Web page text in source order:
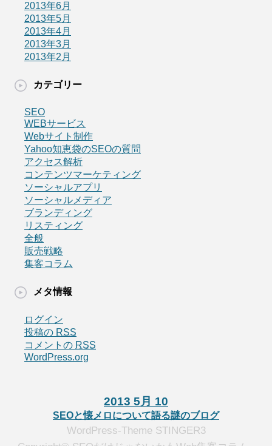
2013年6月
2013年5月
2013年4月
2013年3月
2013年2月
カテゴリー
SEO
WEBサービス
Webサイト制作
Yahoo知恵袋のSEOの質問
アクセス解析
コンテンツマーケティング
ソーシャルアプリ
ソーシャルメディア
ブランディング
リスティング
全般
販売戦略
集客コラム
メタ情報
ログイン
投稿の RSS
コメントの RSS
WordPress.org
2013 5月 10
SEOと懐メロについて語る謎のブログ
WordPress-Theme STINGER3